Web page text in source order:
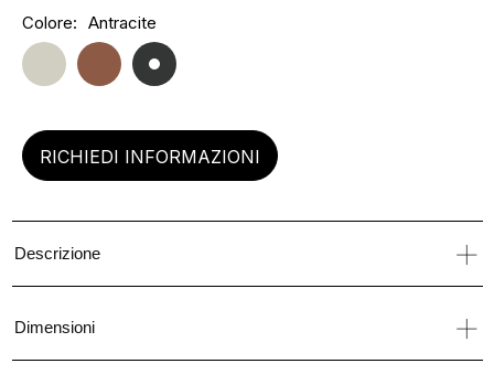
Hurry
up!
only
left
Disponibilità
attuale:
Colore: Antracite
RICHIEDI INFORMAZIONI
Descrizione
Dimensioni